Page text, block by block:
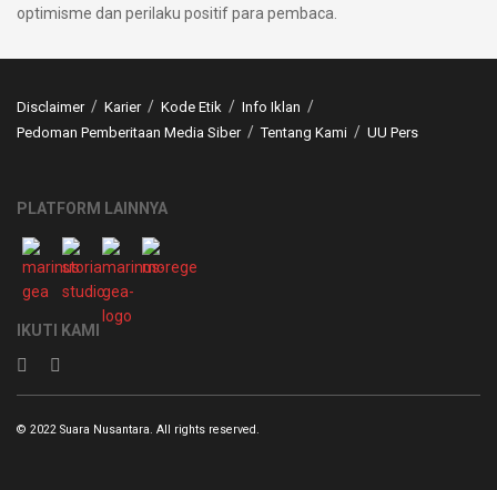
optimisme dan perilaku positif para pembaca.
Disclaimer Karier Kode Etik
Info Iklan
Pedoman Pemberitaan Media Siber
Tentang Kami UU Pers
PLATFORM LAINNYA
IKUTI KAMI
© 2022 Suara Nusantara. All rights reserved.